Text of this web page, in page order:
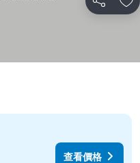
分享 加
查看價格